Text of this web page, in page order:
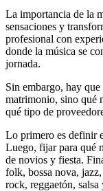
La importancia de la
sensaciones y
profesional con
donde la música se
jornada.
Sin embargo, hay
matrimonio, sino qué
qué tipo de
Lo primero es definir
Luego, fijar para qué
de novios y fiesta.
folk, bossa nova,
rock, reggaetón, salsa